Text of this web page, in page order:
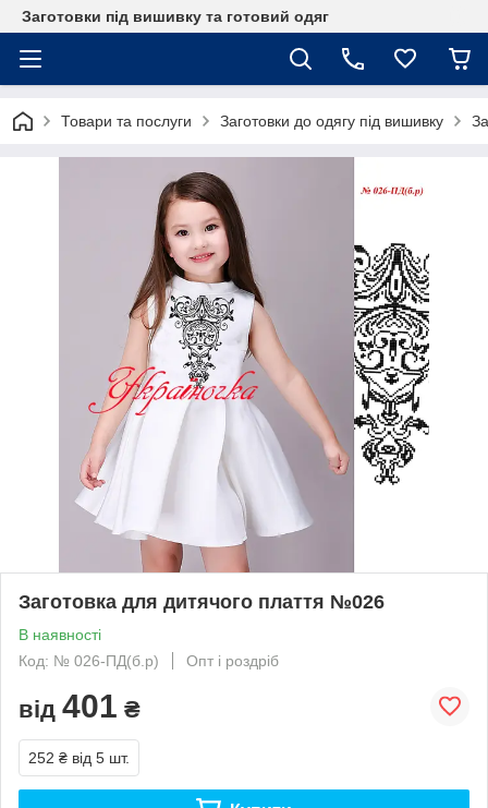
Заготовки під вишивку та готовий одяг
Товари та послуги Заготовки до одягу під вишивку
Заготовка для дитячого плаття №026
В наявності
Код: № 026-ПД(б.р)
Опт і роздріб
від 401 ₴
252 ₴ від 5 шт.